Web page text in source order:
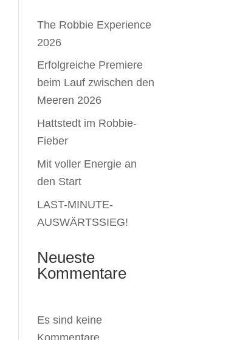
The Robbie Experience
2026
Erfolgreiche Premiere
beim Lauf zwischen den
Meeren 2026
Hattstedt im Robbie-
Fieber
Mit voller Energie an
den Start
LAST-MINUTE-
AUSWÄRTSSIEG!
Neueste
Kommentare
Es sind keine
Kommentare